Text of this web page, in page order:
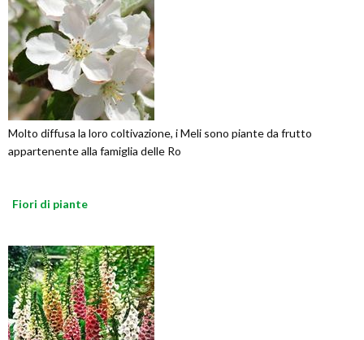
Molto diffusa la loro coltivazione, i Meli sono piante da frutto
appartenente alla famiglia delle Ro
Fiori di piante